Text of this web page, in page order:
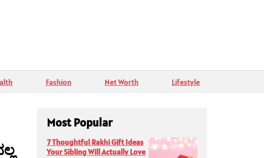
Fashion Net Worth Lifestyle
Most Popular
7 Thoughtful Rakhi Gift Ideas
Your Sibling Will Actually Love